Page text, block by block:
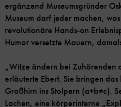
ergänzend Museumsgründer
Museum darf jeder machen,
revolutionäre Hands-on
Humor versetzte Mauern,
„Witze ändern bei Zuhörenden
erläuterte Ebert. Sie bringen
Großhirn ins Stolpern (a+b≠c).
Lachen, eine körperinterne